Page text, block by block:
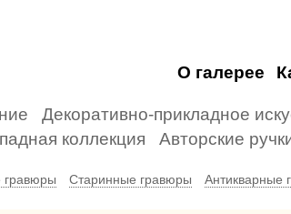
О галерее
Декоративно-прикладное
коллекция Авторские
гравюры Старинные гравюры Антикварные